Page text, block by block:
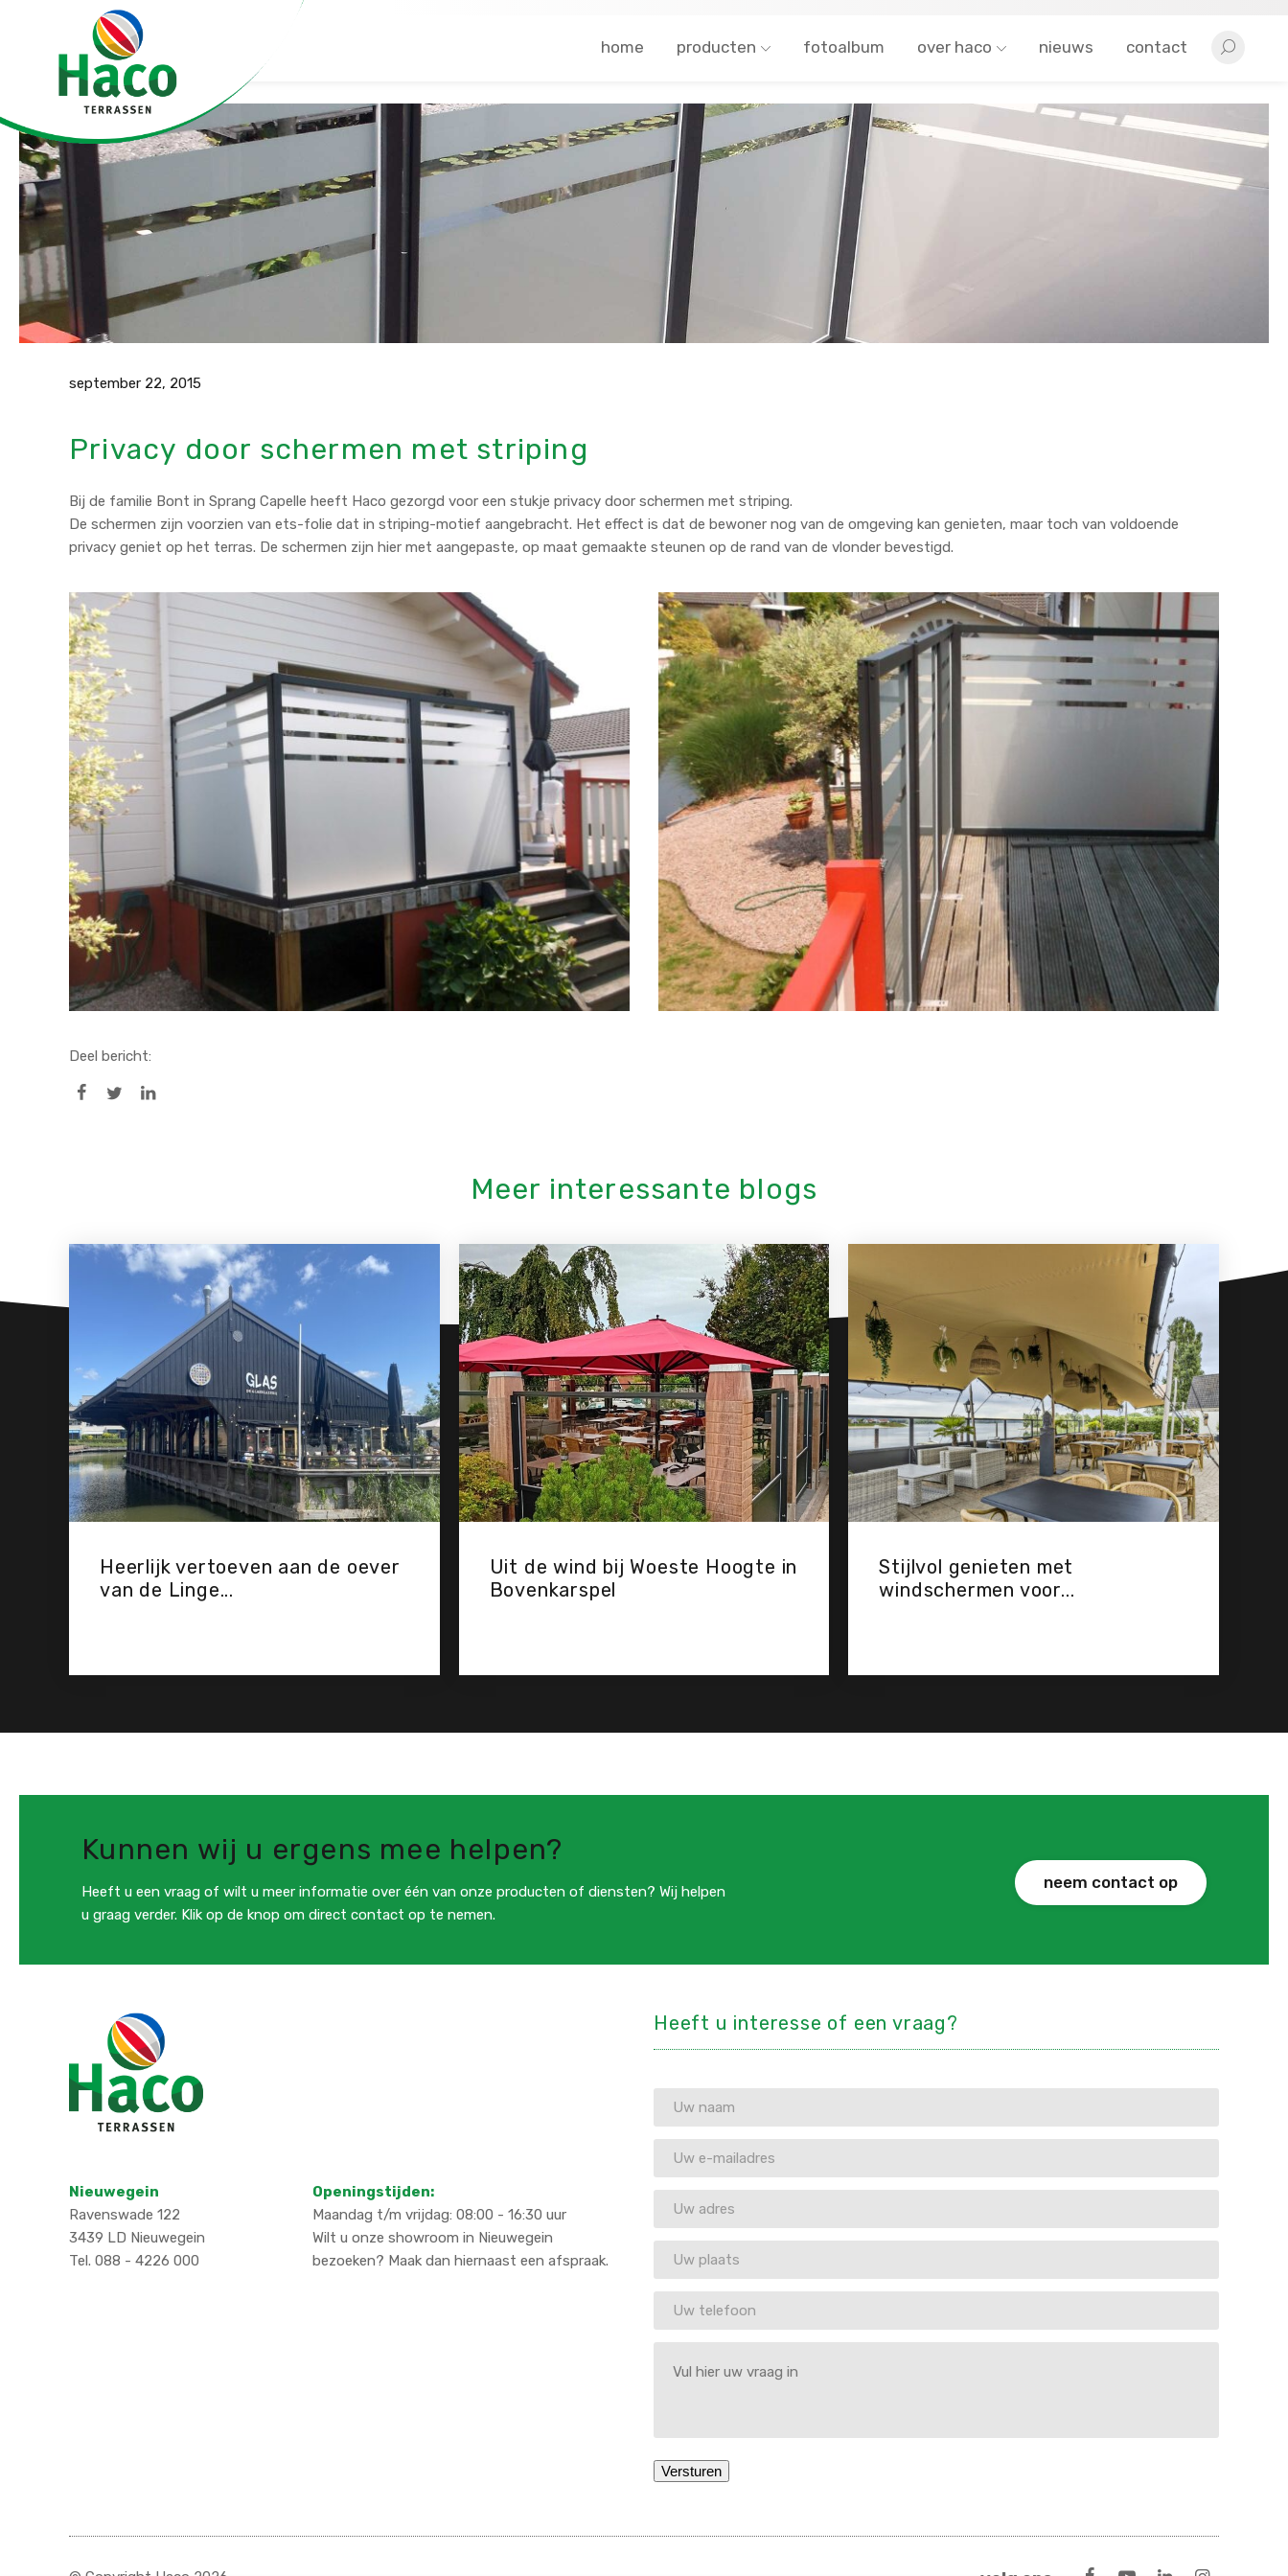
home producten fotoalbum over haco nieuws contact
september 22, 2015
Privacy door schermen met striping
Bij de familie Bont in Sprang Capelle heeft Haco gezorgd voor een stukje privacy door schermen met striping.
De schermen zijn voorzien van ets-folie dat in striping-motief aangebracht. Het effect is dat de bewoner nog van de omgeving kan genieten, maar toch van voldoende
privacy geniet op het terras. De schermen zijn hier met aangepaste, op maat gemaakte steunen op de rand van de vlonder bevestigd.
Deel bericht:
Meer interessante blogs
Heerlijk vertoeven aan de oever
van de Linge...
Uit de wind bij Woeste Hoogte in
Bovenkarspel
Stijlvol genieten met
windschermen voor...
Kunnen wij u ergens mee helpen?
Heeft u een vraag of wilt u meer informatie over één van onze producten of diensten? Wij helpen
u graag verder. Klik op de knop om direct contact op te nemen.
neem contact op
Nieuwegein
Ravenswade 122
3439 LD Nieuwegein
Tel. 088 - 4226 000
Openingstijden:
Maandag t/m vrijdag: 08:00 - 16:30 uur
Wilt u onze showroom in Nieuwegein
bezoeken? Maak dan hiernaast een afspraak.
Heeft u interesse of een vraag?
Versturen